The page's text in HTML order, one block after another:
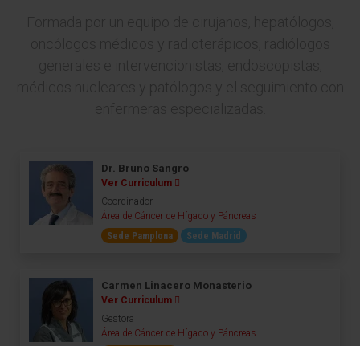
Dr. Bruno Sangro
Ver Curriculum
Coordinador
Área de Cáncer de Hígado y Páncreas
Sede Pamplona
Sede Madrid
Carmen Linacero Monasterio
Ver Curriculum
Gestora
Área de Cáncer de Hígado y Páncreas